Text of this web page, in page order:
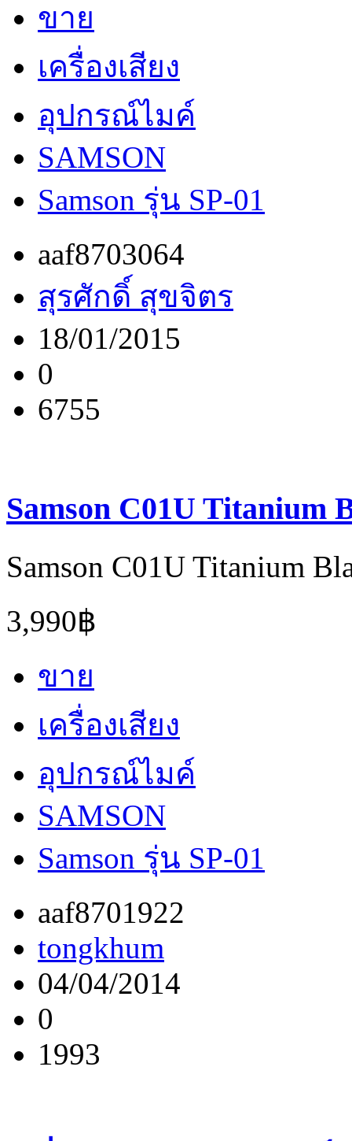
ขาย
เครื่องเสียง
อุปกรณ์ไมค์
SAMSON
Samson รุ่น SP-01
aaf8703064
สุรศักดิ์ สุขจิตร
18/01/2015
0
6755
Samson C01U Titanium
Samson C01U Titanium
3,990฿
ขาย
เครื่องเสียง
อุปกรณ์ไมค์
SAMSON
Samson รุ่น SP-01
aaf8701922
tongkhum
04/04/2014
0
1993